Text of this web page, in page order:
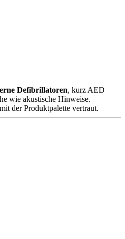
Defibrillatoren, kurz AED
wie akustische Hinweise.
der Produktpalette vertraut.